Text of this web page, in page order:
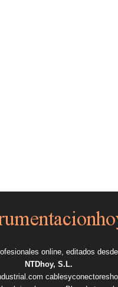
online, editados
NTDhoy, S.L.